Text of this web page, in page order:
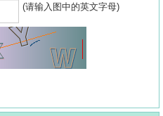
(请输入图中的英文字母)